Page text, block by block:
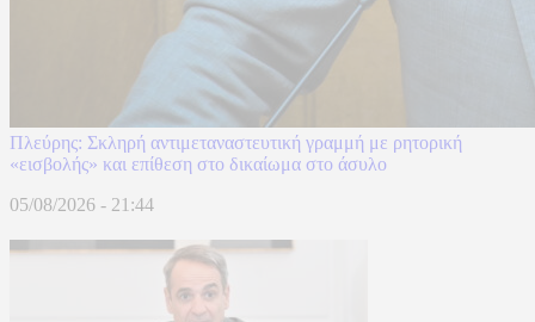
Πλεύρης: Σκληρή αντιμεταναστευτική γραμμή με ρητορική
«εισβολής» και επίθεση στο δικαίωμα στο άσυλο
05/08/2026 - 21:44